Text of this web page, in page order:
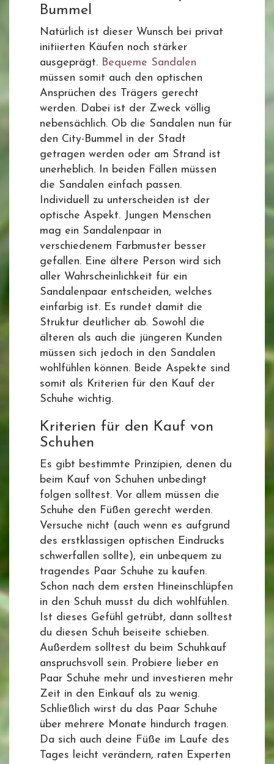
Bummel
Natürlich ist dieser Wunsch bei privat
initiierten Käufen noch stärker
ausgeprägt. Bequeme Sandalen
müssen somit auch den optischen
Ansprüchen des Trägers gerecht
werden. Dabei ist der Zweck völlig
nebensächlich. Ob die Sandalen nun für
den City-Bummel in der Stadt
getragen werden oder am Strand ist
unerheblich. In beiden Fällen müssen
die Sandalen einfach passen.
Individuell zu unterscheiden ist der
optische Aspekt. Jungen Menschen
mag ein Sandalenpaar in
verschiedenem Farbmuster besser
gefallen. Eine ältere Person wird sich
aller Wahrscheinlichkeit für ein
Sandalenpaar entscheiden, welches
einfarbig ist. Es rundet damit die
Struktur deutlicher ab. Sowohl die
älteren als auch die jüngeren Kunden
müssen sich jedoch in den Sandalen
wohlfühlen können. Beide Aspekte sind
somit als Kriterien für den Kauf der
Schuhe wichtig.
Kriterien für den Kauf von
Schuhen
Es gibt bestimmte Prinzipien, denen du
beim Kauf von Schuhen unbedingt
folgen solltest. Vor allem müssen die
Schuhe den Füßen gerecht werden.
Versuche nicht (auch wenn es aufgrund
des erstklassigen optischen Eindrucks
schwerfallen sollte), ein unbequem zu
tragendes Paar Schuhe zu kaufen.
Schon nach dem ersten Hineinschlüpfen
in den Schuh musst du dich wohlfühlen.
Ist dieses Gefühl getrübt, dann solltest
du diesen Schuh beiseite schieben.
Außerdem solltest du beim Schuhkauf
anspruchsvoll sein. Probiere lieber en
Paar Schuhe mehr und investieren mehr
Zeit in den Einkauf als zu wenig.
Schließlich wirst du das Paar Schuhe
über mehrere Monate hindurch tragen.
Da sich auch deine Füße im Laufe des
Tages leicht verändern, raten Experten